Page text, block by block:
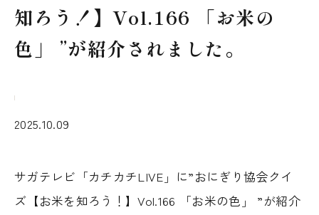
知ろう！】Vol.166 「お米の
色」 ”が紹介されました。
2025.10.09
サガテレビ「カチカチLIVE」に”おにぎり協会クイ
ズ【お米を知ろう！】Vol.166 「お米の色」 ”が紹介